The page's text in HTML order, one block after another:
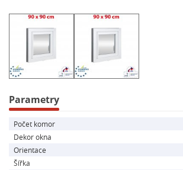
Hlavní parametry:
- Německý profil Trocal/Kömmerling
- Izolační dvojsklo Pilkington s
TGI
technologií
- Plné výztuhy ve tvaru písmene „C“,
profilu 70 mm
- Bílá hliníková kliky v ceně
- 30 denní záruka vrácení zboží
Parametry
Počet komor
Dekor okna
Orientace
Šířka